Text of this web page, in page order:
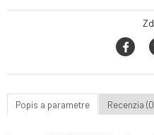
Popis a parametre Recenzia